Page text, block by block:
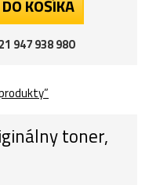
KOŠÍKA
947 938 980
toner,